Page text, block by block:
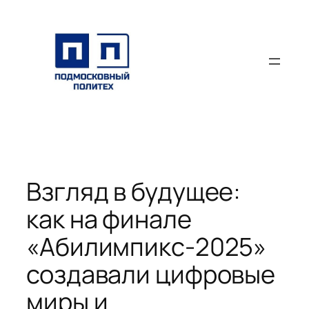
содержимому
Взгляд в будущее:
как на финале
«Абилимпикс-2025»
создавали цифровые
миры и